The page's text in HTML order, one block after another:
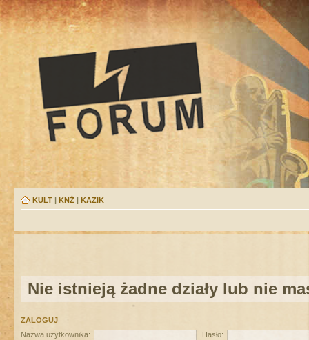
KULT | KNŻ | KAZIK
Nie istnieją żadne działy lub nie
ZALOGUJ
Nazwa użytkownika:
Hasło: